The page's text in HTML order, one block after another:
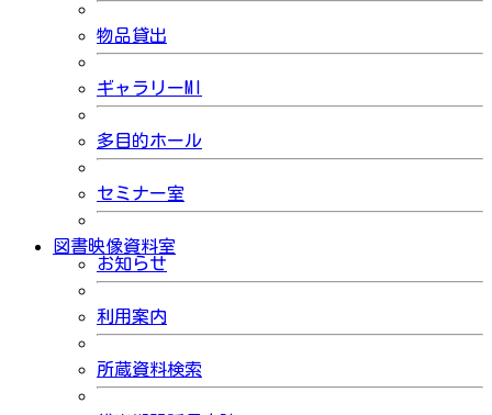
物品貸出
ギャラリーMI
多目的ホール
セミナー室
図書映像資料室
お知らせ
利用案内
所蔵資料検索